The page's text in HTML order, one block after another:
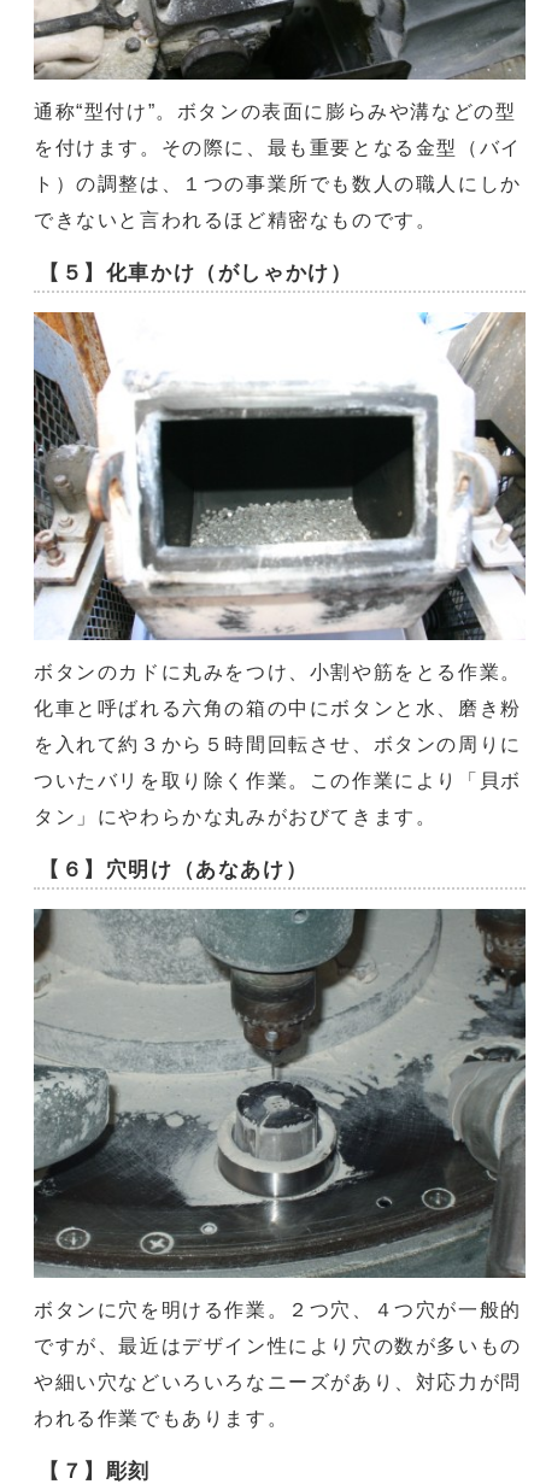
通称“型付け”。ボタンの表面に膨らみや溝などの型
を付けます。その際に、最も重要となる金型（バイ
ト）の調整は、１つの事業所でも数人の職人にしか
できないと言われるほど精密なものです。
【５】化車かけ（がしゃかけ）
ボタンのカドに丸みをつけ、小割や筋をとる作業。
化車と呼ばれる六角の箱の中にボタンと水、磨き粉
を入れて約３から５時間回転させ、ボタンの周りに
ついたバリを取り除く作業。この作業により「貝ボ
タン」にやわらかな丸みがおびてきます。
【６】穴明け（あなあけ）
ボタンに穴を明ける作業。２つ穴、４つ穴が一般的
ですが、最近はデザイン性により穴の数が多いもの
や細い穴などいろいろなニーズがあり、対応力が問
われる作業でもあります。
【７】彫刻